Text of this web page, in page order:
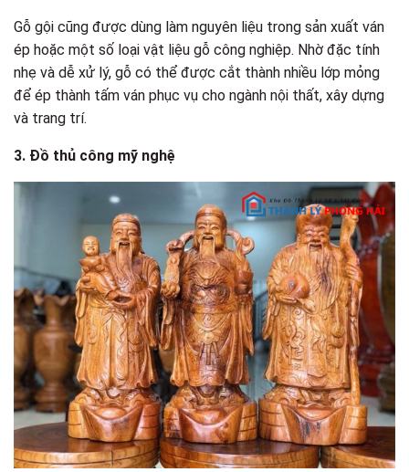
Gỗ gội cũng được dùng làm nguyên liệu trong sản xuất ván
ép hoặc một số loại vật liệu gỗ công nghiệp. Nhờ đặc tính
nhẹ và dễ xử lý, gỗ có thể được cắt thành nhiều lớp mỏng
để ép thành tấm ván phục vụ cho ngành nội thất, xây dựng
và trang trí.
3. Đồ thủ công mỹ nghệ